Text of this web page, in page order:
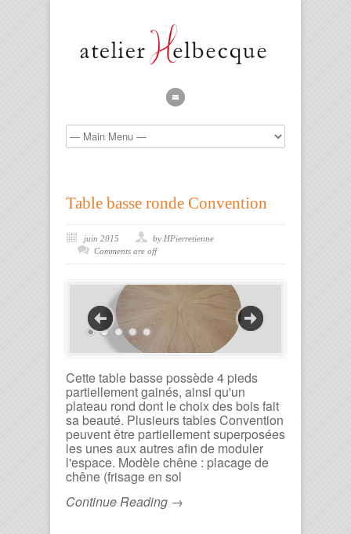
Table basse ronde Convention
juin 2015
by HPierretienne
Comments are off
Cette table basse possède 4 pieds
partiellement gainés, ainsi qu'un
plateau rond dont le choix des bois fait
sa beauté. Plusieurs tables Convention
peuvent être partiellement superposées
les unes aux autres afin de moduler
l'espace. Modèle chêne : placage de
chêne (frisage en sol
Continue Reading →